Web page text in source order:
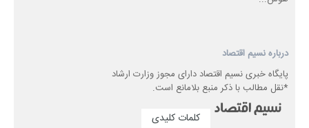
درباره نسیم اقتصاد
پایگاه خبری نسیم اقتصاد دارای مجوز وزارت ارشاد
*نقل مطالب با ذکر منبع بلامانع است.
کلمات کلیدی